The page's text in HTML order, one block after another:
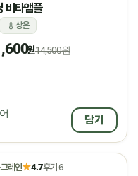
비타앰플
상온
원14,500원
담기
레인★4.7후기 6